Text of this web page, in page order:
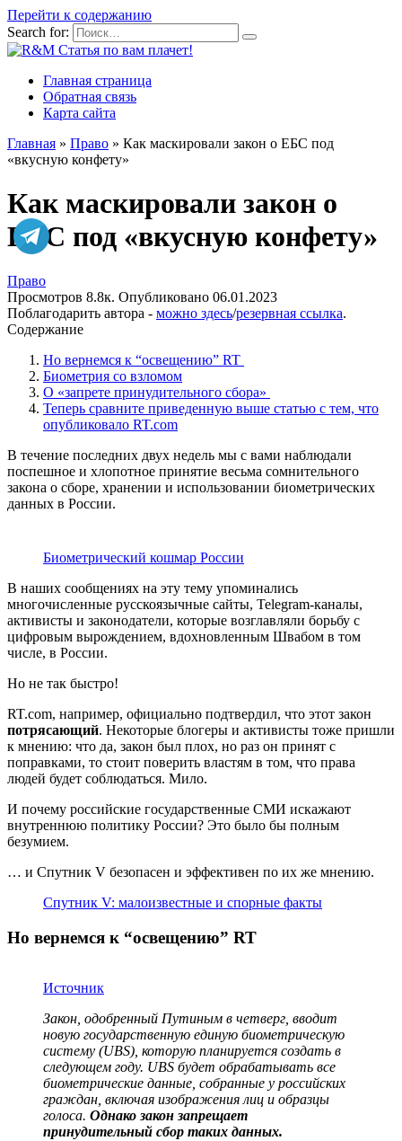
Перейти к содержанию
Search for:
Главная страница
Обратная связь
Карта сайта
Главная » Право » Как маскировали закон о ЕБС под
«вкусную конфету»
Как маскировали закон о
ЕБС под «вкусную конфету»
Право
Просмотров 8.8к. Опубликовано 06.01.2023
Поблагодарить автора - можно здесь/резервная ссылка.
Содержание
Но вернемся к “освещению” RT
Биометрия со взломом
О «запрете принудительного сбора»
Теперь сравните приведенную выше статью с тем, что
опубликовало RT.com
В течение последних двух недель мы с вами наблюдали
поспешное и хлопотное принятие весьма сомнительного
закона о сборе, хранении и использовании биометрических
данных в России.
Биометрический кошмар России
В наших сообщениях на эту тему упоминались
многочисленные русскоязычные сайты, Telegram-каналы,
активисты и законодатели, которые возглавляли борьбу с
цифровым вырождением, вдохновленным Швабом в том
числе, в России.
Но не так быстро!
RT.com, например, официально подтвердил, что этот закон
потрясающий. Некоторые блогеры и активисты тоже пришли
к мнению: что да, закон был плох, но раз он принят с
поправками, то стоит поверить властям в том, что права
людей будет соблюдаться. Мило.
И почему российские государственные СМИ искажают
внутреннюю политику России? Это было бы полным
безумием.
… и Спутник V безопасен и эффективен по их же мнению.
Спутник V: малоизвестные и спорные факты
Но вернемся к “освещению” RT
Источник
Закон, одобренный Путиным в четверг, вводит
новую государственную единую биометрическую
систему (UBS), которую планируется создать в
следующем году. UBS будет обрабатывать все
биометрические данные, собранные у российских
граждан, включая изображения лиц и образцы
голоса. Однако закон запрещает
принудительный сбор таких данных.